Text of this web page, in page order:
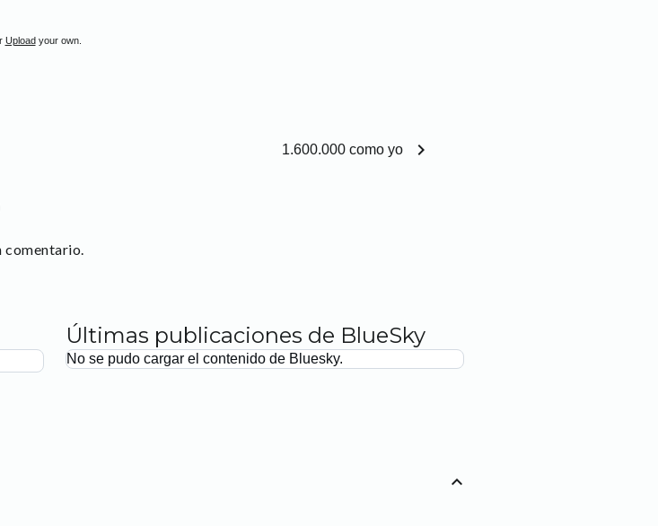
Uploadyour own.
1.600.000 como yo chevron_right
comentario.
Últimas publicaciones de BlueSky
No se pudo cargar el contenido de Bluesky.
expand_less